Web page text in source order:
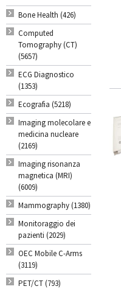
Bone Health (426)
Computed
Tomography (CT)
(5657)
ECG Diagnostico
(1353)
Ecografia (5218)
Imaging molecolare e
medicina nucleare
(2169)
Imaging risonanza
magnetica (MRI)
(6009)
Mammography (1380)
Monitoraggio dei
pazienti (2029)
OEC Mobile C-Arms
(3119)
PET/CT (793)